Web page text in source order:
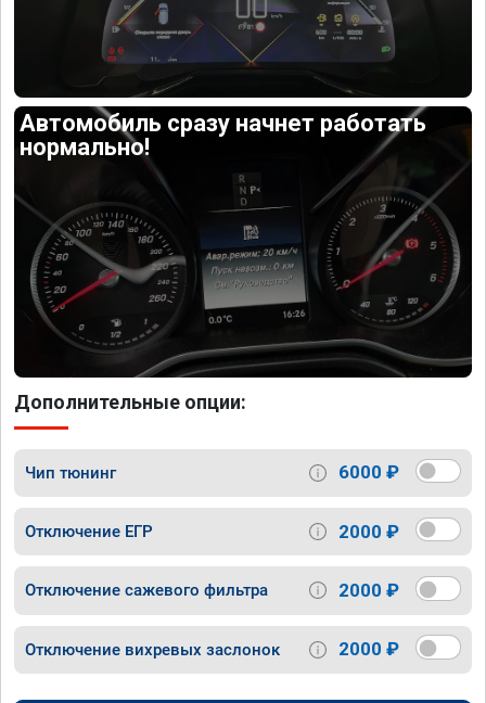
Автомобиль сразу начнет работать
нормально!
Дополнительные опции:
Чип тюнинг 6000 ₽
Отключение ЕГР 2000 ₽
Отключение сажевого фильтра 2000 ₽
Отключение вихревых заслонок 2000 ₽